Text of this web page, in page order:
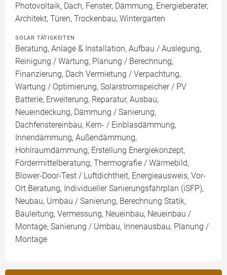
Photovoltaik, Dach, Fenster, Dämmung, Energieberater,
Architekt, Türen, Trockenbau, Wintergarten
SOLAR TÄTIGKEITEN
Beratung, Anlage & Installation, Aufbau / Auslegung,
Reinigung / Wartung, Planung / Berechnung,
Finanzierung, Dach Vermietung / Verpachtung,
Wartung / Optimierung, Solarstromspeicher / PV
Batterie, Erweiterung, Reparatur, Ausbau,
Neueindeckung, Dämmung / Sanierung,
Dachfenstereinbau, Kern- / Einblasdämmung,
Innendämmung, Außendämmung,
Hohlraumdämmung, Erstellung Energiekonzept,
Fördermittelberatung, Thermografie / Wärmebild,
Blower-Door-Test / Luftdichtheit, Energieausweis, Vor-
Ort Beratung, Individueller Sanierungsfahrplan (iSFP),
Neubau, Umbau / Sanierung, Berechnung Statik,
Bauleitung, Vermessung, Neueinbau, Neueinbau /
Montage, Sanierung / Umbau, Innenausbau, Planung /
Montage